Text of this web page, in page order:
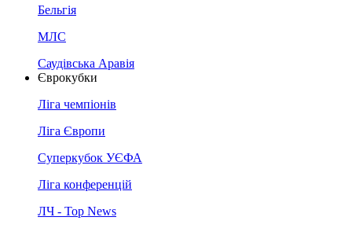
Бельгія
МЛС
Саудівська Аравія
Єврокубки
Ліга чемпіонів
Ліга Європи
Суперкубок УЄФА
Ліга конференцій
ЛЧ - Top News